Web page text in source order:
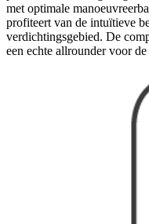
met optimale
profiteert van de intuïtieve
verdichtingsgebied. De
een echte allrounder voor